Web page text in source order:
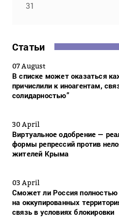
31
Статьи
07 August
В списке может оказаться
причислили к иноагентам,
солидарностью”
30 April
Виртуальное одобрение —
формы репрессий против
жителей Крыма
03 April
Сможет ли Россия полностью
на оккупированных
связь в условиях блокировки